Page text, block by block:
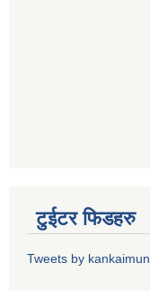
टुईटर फिडहरु
Tweets by kankaimun